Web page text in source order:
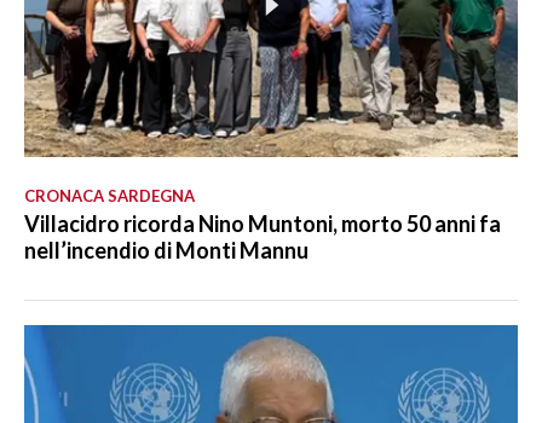
CRONACA SARDEGNA
Villacidro ricorda Nino Muntoni, morto 50 anni fa
nell’incendio di Monti Mannu